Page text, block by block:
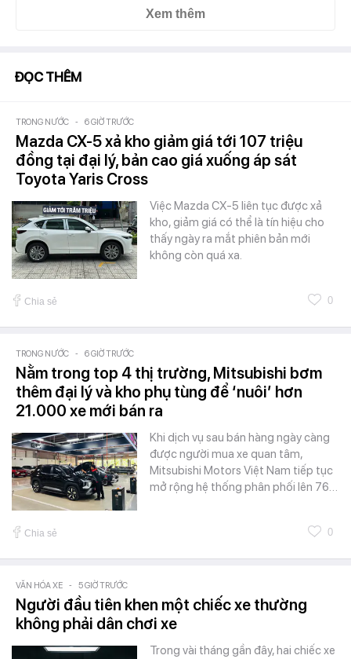
Xem thêm
ĐỌC THÊM
TRONG NƯỚC - 6 GIỜ TRƯỚC
Mazda CX-5 xả kho giảm giá tới 107 triệu
đồng tại đại lý, bản cao giá xuống áp sát
Toyota Yaris Cross
Việc Mazda CX-5 liên tục được xả
kho, giảm giá có thể là tín hiệu cho
thấy ngày ra mắt phiên bản mới
không còn quá xa.
Chia sẻ 0
TRONG NƯỚC - 6 GIỜ TRƯỚC
Nằm trong top 4 thị trường, Mitsubishi bơm
thêm đại lý và kho phụ tùng để ‘nuôi’ hơn
21.000 xe mới bán ra
Khi dịch vụ sau bán hàng ngày càng
được người mua xe quan tâm,
Mitsubishi Motors Việt Nam tiếp tục
mở rộng hệ thống phân phối lên 76…
Chia sẻ 0
VĂN HÓA XE - 5 GIỜ TRƯỚC
Người đầu tiên khen một chiếc xe thường
không phải dân chơi xe
Trong vài tháng gần đây, hai chiếc xe